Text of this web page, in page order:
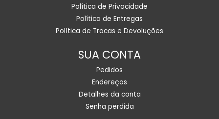
Política de Privacidade
Política de Entregas
Política de Trocas e Devoluções
SUA CONTA
Pedidos
Endereços
Detalhes da conta
Senha perdida